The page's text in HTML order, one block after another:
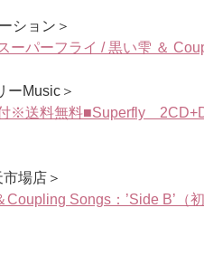
ション＞
ーパーフライ / 黒い雫 ＆
ーMusic＞
※送料無料■Superfly
場店＞
Songs：’Side B’（